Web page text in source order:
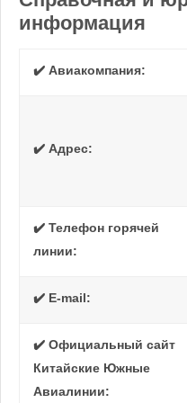
информация
✔️ Авиакомпания:
✔️ Адрес:
✔️ Телефон горячей
линии:
✔️ E-mail:
✔️ Официальный сайт
Китайские Южные
Авиалинии: